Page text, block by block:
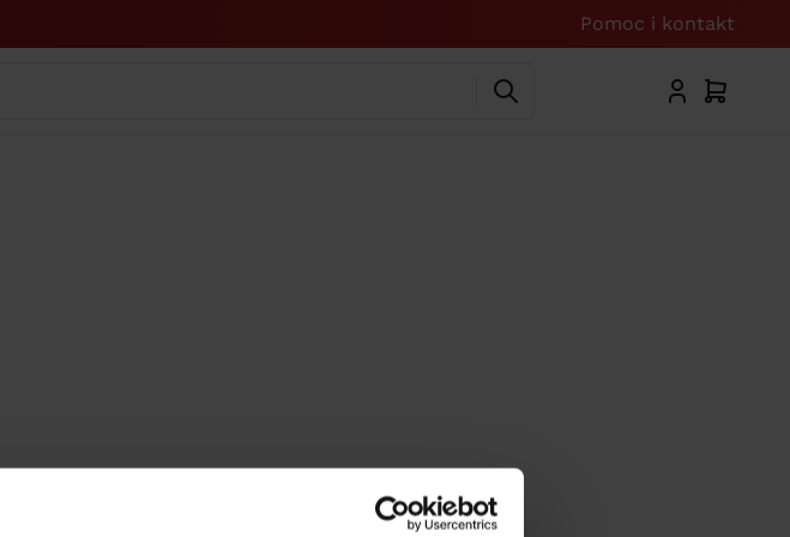
Pomoc i kontakt